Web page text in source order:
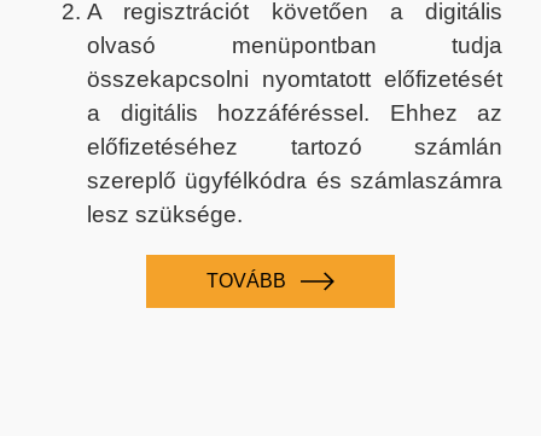
A regisztrációt követően a digitális
olvasó menüpontban tudja
összekapcsolni nyomtatott előfizetését
a digitális hozzáféréssel. Ehhez az
előfizetéséhez tartozó számlán
szereplő ügyfélkódra és számlaszámra
lesz szüksége.
TOVÁBB